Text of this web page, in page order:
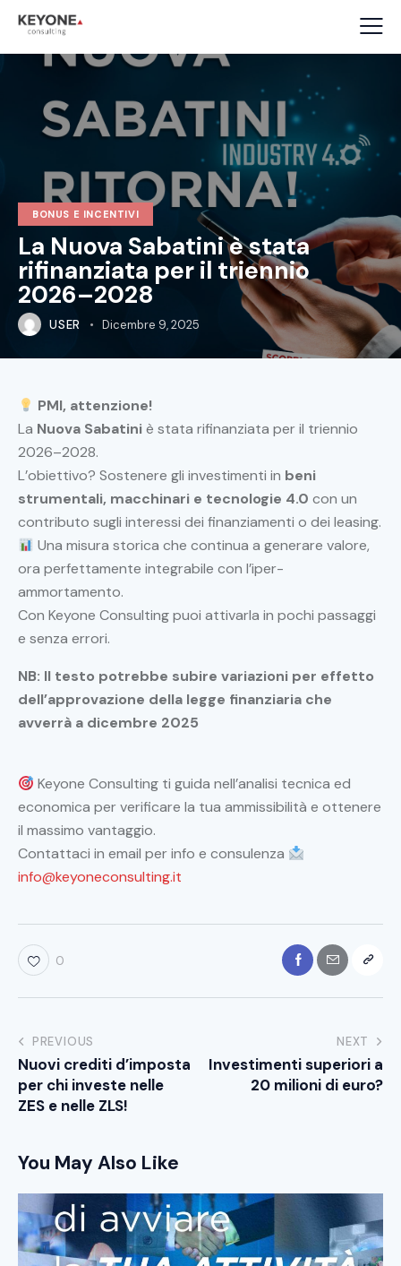
BONUS E INCENTIVI
La Nuova Sabatini è stata
rifinanziata per il triennio
2026–2028
USER Dicembre 9, 2025
PMI, attenzione!
La Nuova Sabatiniè stata rifinanziata per il triennio
2026–2028.
L’obiettivo? Sostenere gli investimenti in beni
strumentali, macchinari e tecnologie 4.0 con un
contributo sugli interessi dei finanziamenti o dei leasing.
Una misura storica che continua a generare valore,
ora perfettamente integrabile con l’iper-
ammortamento.
Con Keyone Consulting puoi attivarla in pochi passaggi
e senza errori.
NB: Il testo potrebbe subire variazioni per effetto
dell’approvazione della legge finanziaria che
avverrà a dicembre 2025
Keyone Consulting ti guida nell’analisi tecnica ed
economica per verificare la tua ammissibilità e ottenere
il massimo vantaggio.
Contattaci in email per info e consulenza
info@keyoneconsulting.it
0
PREVIOUS
Nuovi crediti d’imposta
per chi investe nelle
ZES e nelle ZLS!
NEXT
Investimenti superiori a
20 milioni di euro?
You May Also Like